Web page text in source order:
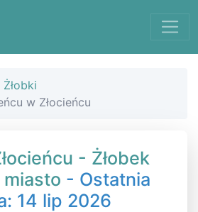
Żłobki
w Złocieńcu
- Żłobek
miasto - Ostatnia
14 lip 2026